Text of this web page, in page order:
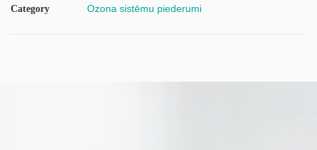
Category Ozona sistēmu piederumi